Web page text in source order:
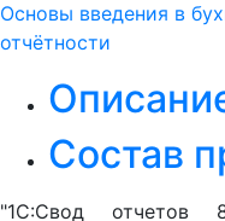
Основы введения в
отчётности
Состав
"1С:Свод отчетов